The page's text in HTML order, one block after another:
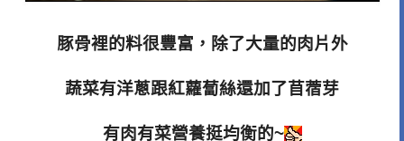
豚骨裡的料很豐富，除了大量的肉片外
蔬菜有洋蔥跟紅蘿蔔絲還加了苜蓿芽
有肉有菜營養挺均衡的~